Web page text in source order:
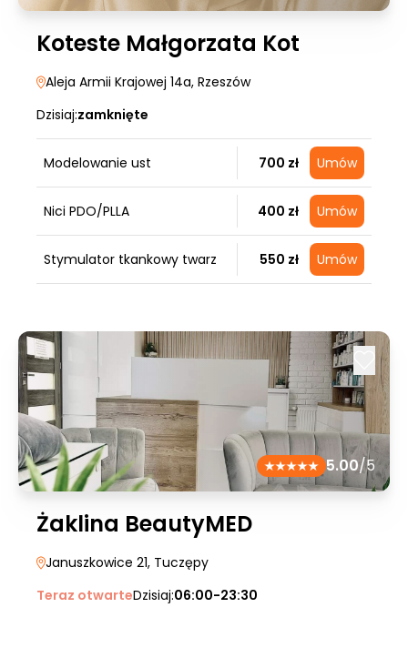
Koteste Małgorzata Kot
Aleja Armii Krajowej 14a, Rzeszów
Dzisiaj:zamknięte
Modelowanie ust 700 zł Umów
Nici PDO/PLLA 400 zł Umów
Stymulator tkankowy twarz 550 zł Umów
5.00/5
Żaklina BeautyMED
Januszkowice 21, Tuczępy
Teraz otwarteDzisiaj:06:00-23:30